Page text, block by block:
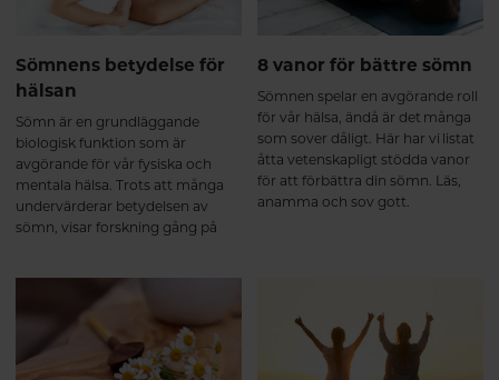
Sömnens betydelse för
hälsan
Sömn är en grundläggande
biologisk funktion som är
avgörande för vår fysiska och
mentala hälsa. Trots att många
undervärderar betydelsen av
sömn, visar forskning gång på
och regelbunden motion. I den
här artikeln går vi igenom varför
sömn är så viktig och hur brist på
sömn kan påverka både kropp
8 vanor för bättre sömn
Sömnen spelar en avgörande roll
för vår hälsa, ändå är det många
som sover dåligt. Här har vi listat
åtta vetenskapligt stödda vanor
för att förbättra din sömn. Läs,
anamma och sov gott.